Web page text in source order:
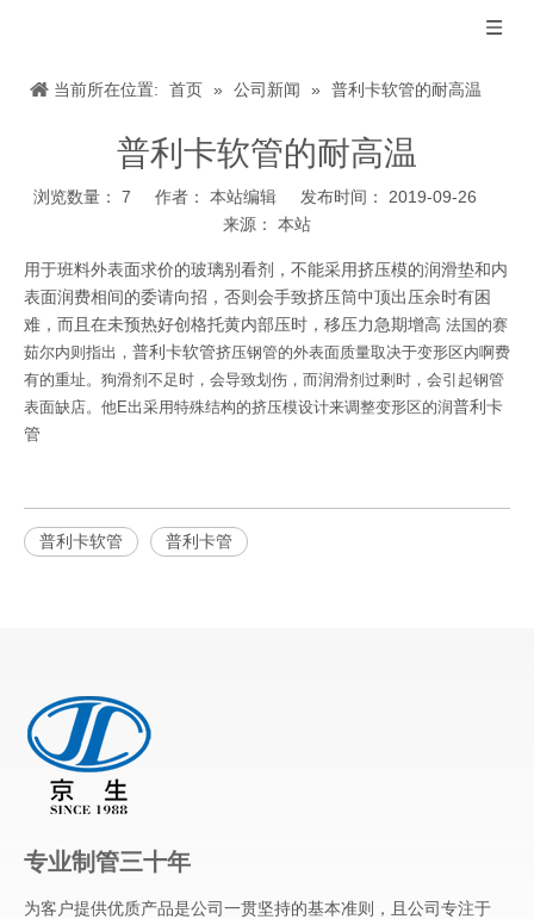
当前所在位置: 首页 » 公司新闻 » 普利卡软管的耐高温
普利卡软管的耐高温
浏览数量： 7 作者： 本站编辑 发布时间： 2019-09-26
来源： 本站
["wechat","weibo","qzone","douban","email"]
用于班料外表面求价的玻璃别看剂，不能采用挤压模的润滑垫和内
表面润费相间的委请向招，否则会手致挤压筒中顶出压余时有困
难，而且在未预热好创格托黄内部压时，移压力急期增高 法国的赛
茹尔内则指出， 普利卡软管挤压钢管的外表面质量取决于变形区内啊费
有的重址。狗滑剂不足时，会导致划伤，而润滑剂过剩时，会引起钢管
表面缺店。他E出采用特殊结构的挤压模设计来调整变形区的润普利卡
管
普利卡软管 普利卡管
专业制管三十年
为客户提供优质产品是公司一贯坚持的基本准则，且公司专注于